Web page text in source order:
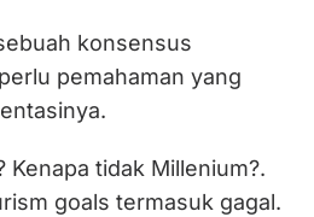
konsensus
pemahaman yang
Kenapa tidak Millenium?.
goals termasuk gagal.